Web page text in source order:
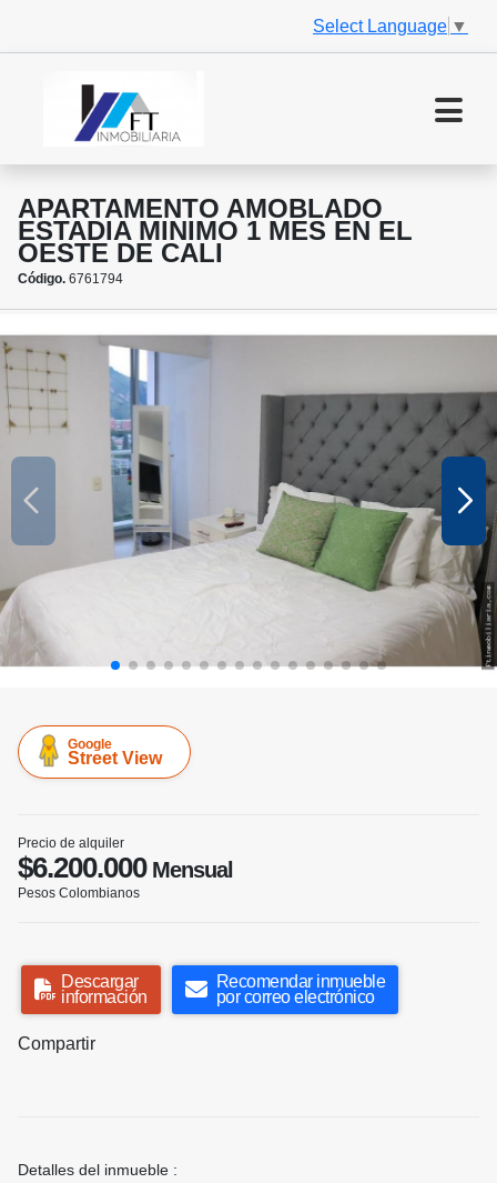
Select Language ▼
APARTAMENTO AMOBLADO
ESTADIA MINIMO 1 MES EN EL
OESTE DE CALI
Código. 6761794
Google
Street View
Precio de alquiler
$6.200.000Mensual
Pesos Colombianos
Descargar
información
Recomendar inmueble
por correo electrónico
Compartir
Detalles del inmueble :